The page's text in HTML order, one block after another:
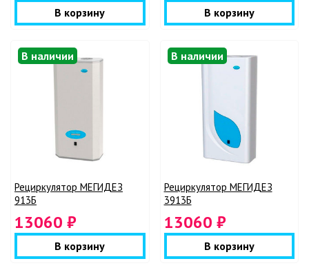
В корзину В корзину
В наличии
Рециркулятор МЕГИДЕЗ
913Б
13060 ₽
В корзину
В наличии
Рециркулятор МЕГИДЕЗ
3913Б
13060 ₽
В корзину